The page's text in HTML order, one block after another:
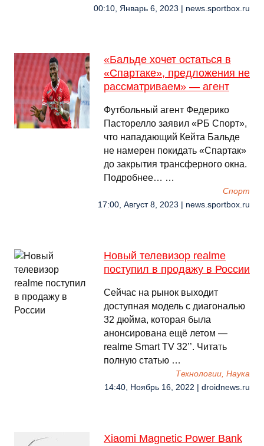
00:10, Январь 6, 2023 | news.sportbox.ru
«Бальде хочет остаться в
«Спартаке», предложения не
рассматриваем» — агент
Футбольный агент Федерико
Пасторелло заявил «РБ Спорт»,
что нападающий Кейта Бальде
не намерен покидать «Спартак»
до закрытия трансферного окна.
Подробнее… …
Спорт
17:00, Август 8, 2023 | news.sportbox.ru
Новый телевизор realme
поступил в продажу в России
Сейчас на рынок выходит
доступная модель с диагональю
32 дюйма, которая была
анонсирована ещё летом —
realme Smart TV 32’’. Читать
полную статью …
Технологии, Наука
14:40, Ноябрь 16, 2022 | droidnews.ru
Xiaomi Magnetic Power Bank